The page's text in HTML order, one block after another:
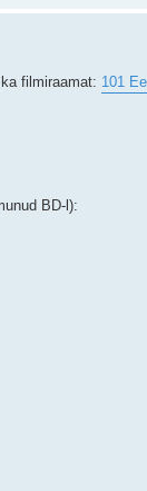
filmiraamat: 101
BD-l):